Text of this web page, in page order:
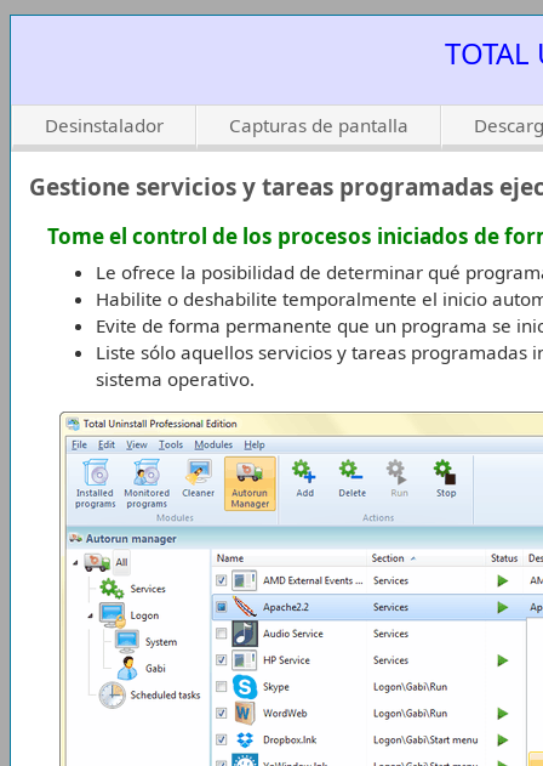
TOTAL
Desinstalador Capturas de pantalla
Gestione servicios y tareas programadas
Tome el control de los procesos iniciados de
Le ofrece la posibilidad de determinar qué
Habilite o deshabilite temporalmente el inicio
Evite de forma permanente que un programa se
Liste sólo aquellos servicios y tareas
sistema operativo.